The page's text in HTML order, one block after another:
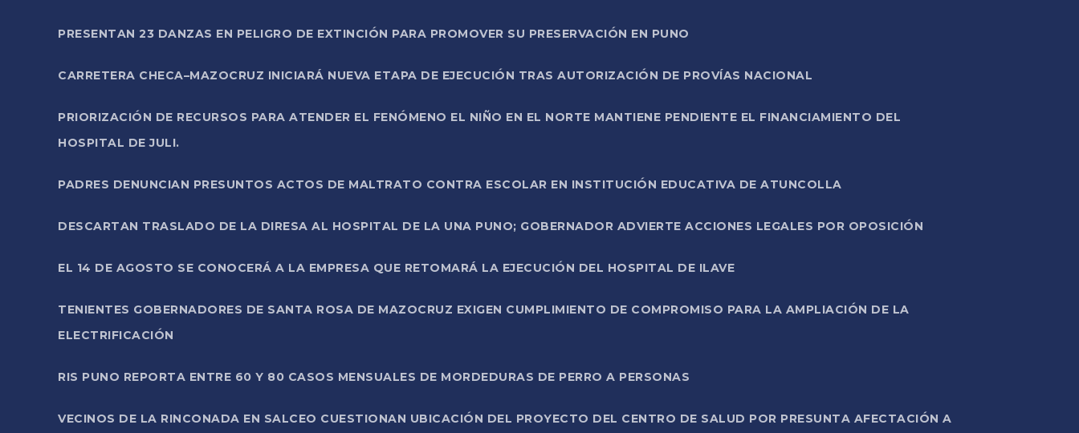
PRESENTAN 23 DANZAS EN PELIGRO DE EXTINCIÓN PARA PROMOVER SU PRESERVACIÓN EN PUNO
CARRETERA CHECA–MAZOCRUZ INICIARÁ NUEVA ETAPA DE EJECUCIÓN TRAS AUTORIZACIÓN DE PROVÍAS NACIONAL
PRIORIZACIÓN DE RECURSOS PARA ATENDER EL FENÓMENO EL NIÑO EN EL NORTE MANTIENE PENDIENTE EL FINANCIAMIENTO DEL
HOSPITAL DE JULI.
PADRES DENUNCIAN PRESUNTOS ACTOS DE MALTRATO CONTRA ESCOLAR EN INSTITUCIÓN EDUCATIVA DE ATUNCOLLA
DESCARTAN TRASLADO DE LA DIRESA AL HOSPITAL DE LA UNA PUNO; GOBERNADOR ADVIERTE ACCIONES LEGALES POR OPOSICIÓN
EL 14 DE AGOSTO SE CONOCERÁ A LA EMPRESA QUE RETOMARÁ LA EJECUCIÓN DEL HOSPITAL DE ILAVE
TENIENTES GOBERNADORES DE SANTA ROSA DE MAZOCRUZ EXIGEN CUMPLIMIENTO DE COMPROMISO PARA LA AMPLIACIÓN DE LA
ELECTRIFICACIÓN
RIS PUNO REPORTA ENTRE 60 Y 80 CASOS MENSUALES DE MORDEDURAS DE PERRO A PERSONAS
VECINOS DE LA RINCONADA EN SALCEO CUESTIONAN UBICACIÓN DEL PROYECTO DEL CENTRO DE SALUD POR PRESUNTA AFECTACIÓN A